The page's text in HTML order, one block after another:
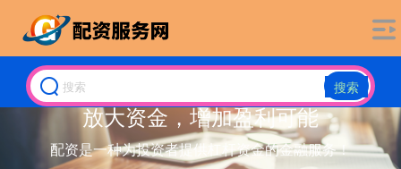
搜索
放大资金，增加盈利可能
配资是一种为投资者提供杠杆资金的金融服务！